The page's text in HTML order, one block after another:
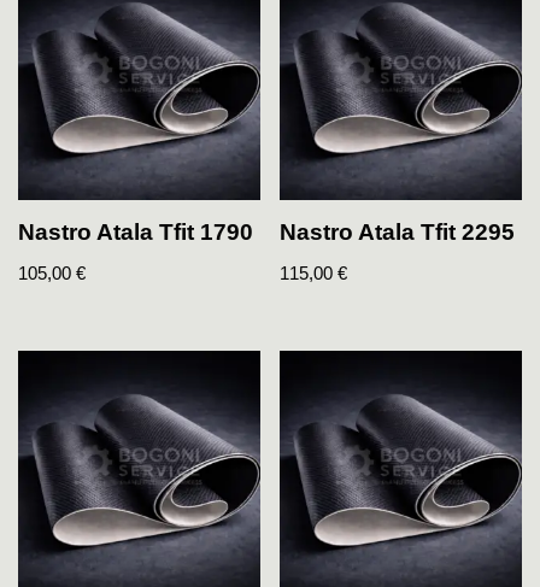
Nastro Atala Tfit 1790
105,00 €
Nastro Atala Tfit 2295
115,00€